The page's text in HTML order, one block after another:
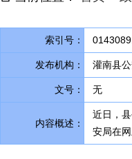
索引号：
发布机构： 灌南县
文号： 无
内容概述：
近日 ，
安局在